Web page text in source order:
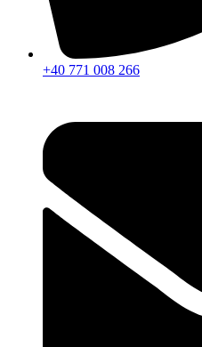
+40 771 008 266